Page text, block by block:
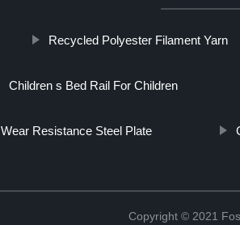
Recycled Polyester Filament Yarn
Children s Bed Rail For Children
Wear Resistance Steel Plate
Copyright © 2021